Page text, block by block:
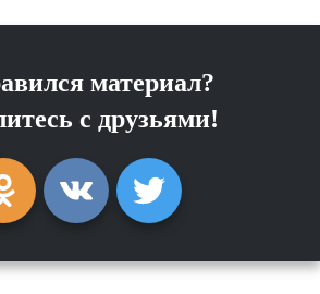
материал?
с друзьями!